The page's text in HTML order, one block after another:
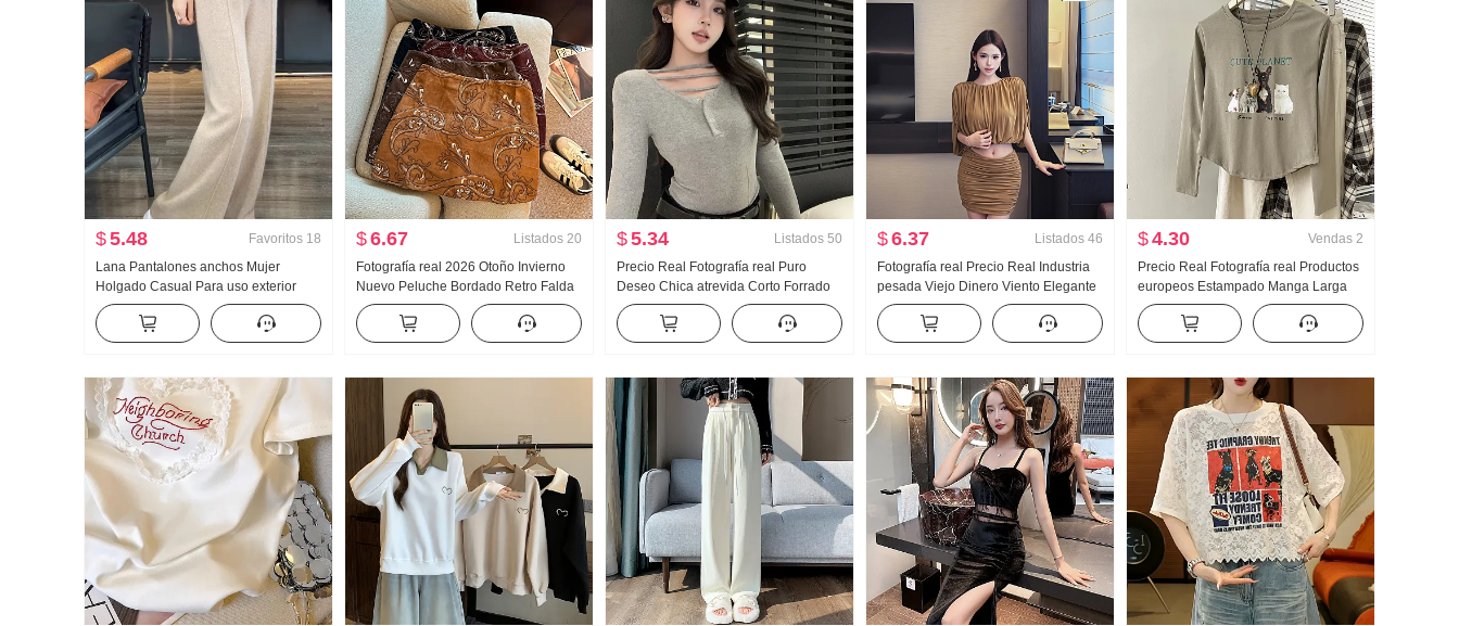
$5.48 Favoritos 18
Lana Pantalones anchos Mujer
Holgado Casual Para uso exterior
Vertical Sentido Cachemira
Pantalones largos Otoño Invierno
Recto Talle alto tejido de punto Fieltro
$6.67 Listados 20
Fotografía real 2026 Otoño Invierno
Nuevo Peluche Bordado Retro Falda
Pei Li S Bordado Minifalda Mujer
Cinturón Seguridad Pantalones
$5.34 Listados 50
Precio Real Fotografía real Puro
Deseo Chica atrevida Corto Forrado
Nicho Camiseta Interior Manga Larga
Top
$6.37 Listados 46
Fotografía real Precio Real Industria
pesada Viejo Dinero Viento Elegante
Belleza Rad Serie de colores Moca
Marrón Top Falda corta Conjunto
$4.30 Vendas 2
Precio Real Fotografía real Productos
europeos Estampado Manga Larga
Camiseta Mujer Ajustado Principios
de otoño Nuevo Chic Corto Top
Interior Partido Camiseta Interior